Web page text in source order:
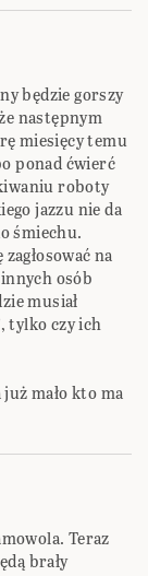
będzie gorszy
następnym
miesięcy temu
ponad ćwierć
roboty
jazzu nie da
śmiechu.
na
osób
musiał
tylko czy ich
mało kto ma
Teraz
brały